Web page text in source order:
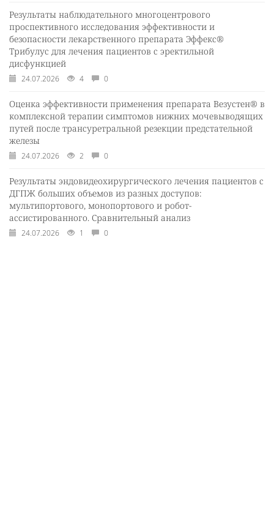
Результаты наблюдательного многоцентрового
проспективного исследования эффективности и
безопасности лекарственного препарата Эффекс®
Трибулус для лечения пациентов с эректильной
дисфункцией
24.07.2026 4 0
Оценка эффективности применения препарата Везустен® в
комплексной терапии симптомов нижних мочевыводящих
путей после трансуретральной резекции предстательной
железы
24.07.2026 2 0
Результаты эндовидеохирургического лечения пациентов с
ДГПЖ больших объемов из разных доступов:
мультипортового, монопортового и робот-
ассистированного. Сравнительный анализ
24.07.2026 1 0